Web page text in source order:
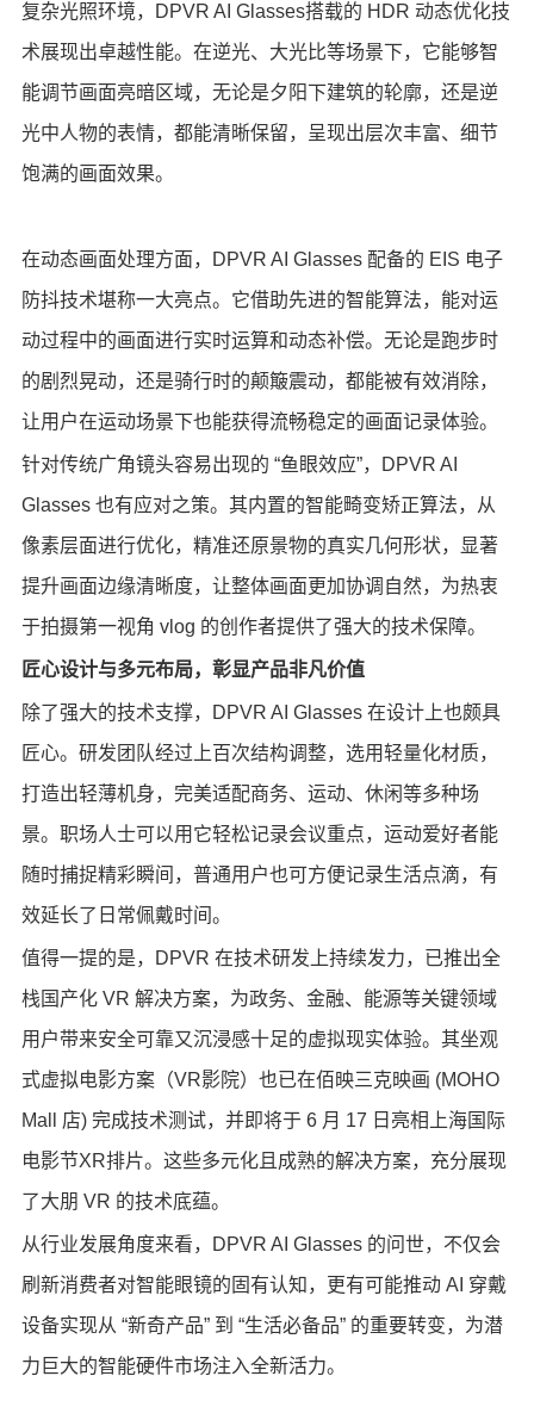
复杂光照环境，DPVR AI Glasses搭载的 HDR 动态优化技
术展现出卓越性能。在逆光、大光比等场景下，它能够智
能调节画面亮暗区域，无论是夕阳下建筑的轮廓，还是逆
光中人物的表情，都能清晰保留，呈现出层次丰富、细节
饱满的画面效果。
在动态画面处理方面，DPVR AI Glasses 配备的 EIS 电子
防抖技术堪称一大亮点。它借助先进的智能算法，能对运
动过程中的画面进行实时运算和动态补偿。无论是跑步时
的剧烈晃动，还是骑行时的颠簸震动，都能被有效消除，
让用户在运动场景下也能获得流畅稳定的画面记录体验。
针对传统广角镜头容易出现的 “鱼眼效应”，DPVR AI
Glasses 也有应对之策。其内置的智能畸变矫正算法，从
像素层面进行优化，精准还原景物的真实几何形状，显著
提升画面边缘清晰度，让整体画面更加协调自然，为热衷
于拍摄第一视角 vlog 的创作者提供了强大的技术保障。
匠心设计与多元布局，彰显产品非凡价值
除了强大的技术支撑，DPVR AI Glasses 在设计上也颇具
匠心。研发团队经过上百次结构调整，选用轻量化材质，
打造出轻薄机身，完美适配商务、运动、休闲等多种场
景。职场人士可以用它轻松记录会议重点，运动爱好者能
随时捕捉精彩瞬间，普通用户也可方便记录生活点滴，有
效延长了日常佩戴时间。
值得一提的是，DPVR 在技术研发上持续发力，已推出全
栈国产化 VR 解决方案，为政务、金融、能源等关键领域
用户带来安全可靠又沉浸感十足的虚拟现实体验。其坐观
式虚拟电影方案（VR影院）也已在佰映三克映画 (MOHO
Mall 店) 完成技术测试，并即将于 6 月 17 日亮相上海国际
电影节XR排片。这些多元化且成熟的解决方案，充分展现
了大朋 VR 的技术底蕴。
从行业发展角度来看，DPVR AI Glasses 的问世，不仅会
刷新消费者对智能眼镜的固有认知，更有可能推动 AI 穿戴
设备实现从 “新奇产品” 到 “生活必备品” 的重要转变，为潜
力巨大的智能硬件市场注入全新活力。